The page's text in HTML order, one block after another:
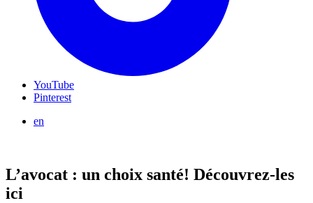
YouTube
Pinterest
en
L’avocat : un choix santé! Découvrez-les
ici